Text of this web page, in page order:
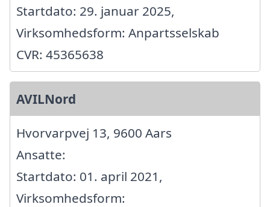
Startdato: 29. januar 2025,
Virksomhedsform: Anpartsselskab
CVR: 45365638
AVILNord
Hvorvarpvej 13, 9600 Aars
Ansatte:
Startdato: 01. april 2021,
Virksomhedsform: